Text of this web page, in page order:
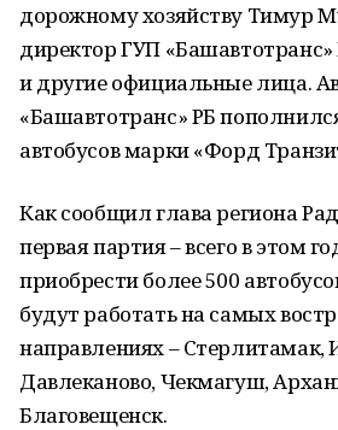
дорожному хозяйству Тимур
директор ГУП
и другие официальные лица.
«Башавтотранс» РБ
автобусов марки «Форд
Как сообщил глава региона
первая партия – всего в этом
приобрести более 500
будут работать на самых
направлениях – Стерлитамак,
Давлеканово, Чекмагуш,
Благовещенск.